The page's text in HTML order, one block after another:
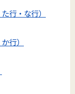
行・な行）
行）